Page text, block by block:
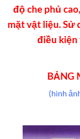
độ che phủ
mặt vật liệu. Sử
điều
BẢNG
(hình